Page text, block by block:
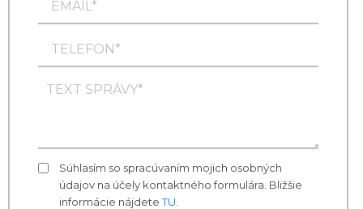
Súhlasím so spracúvaním mojich osobných
údajov na účely kontaktného formulára. Bližšie
informácie nájdeteTU